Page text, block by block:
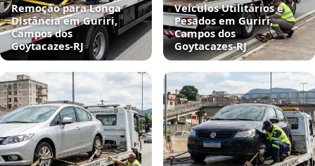
Remoção para Longa
Distância em Guriri,
Campos dos
Goytacazes‑RJ
Veículos Utilitários e
Pesados em Guriri,
Campos dos
Goytacazes‑RJ